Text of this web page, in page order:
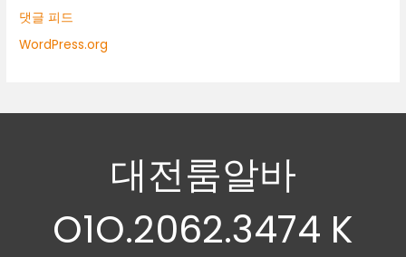
댓글 피드
WordPress.org
대전룸알바
O1O.2062.3474 K